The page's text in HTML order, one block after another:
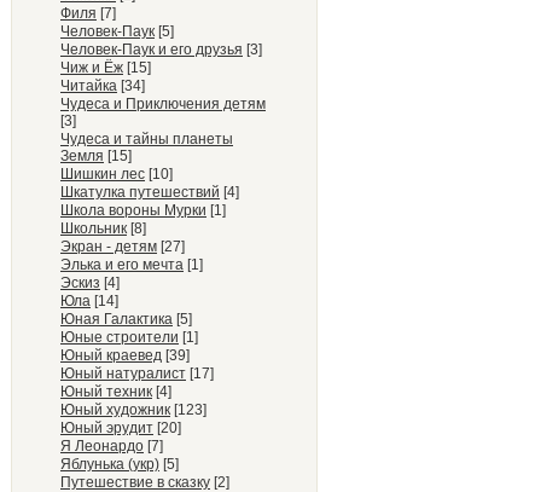
Филя [7]
Человек-Паук [5]
Человек-Паук и его друзья [3]
Чиж и Ёж [15]
Читайка [34]
Чудеса и Приключения детям
[3]
Чудеса и тайны планеты
Земля [15]
Шишкин лес [10]
Шкатулка путешествий [4]
Школа вороны Мурки [1]
Школьник [8]
Экран - детям [27]
Элька и его мечта [1]
Эскиз [4]
Юла [14]
Юная Галактика [5]
Юные строители [1]
Юный краевед [39]
Юный натуралист [17]
Юный техник [4]
Юный художник [123]
Юный эрудит [20]
Я Леонардо [7]
Яблунька (укр) [5]
Путешествие в сказку [2]